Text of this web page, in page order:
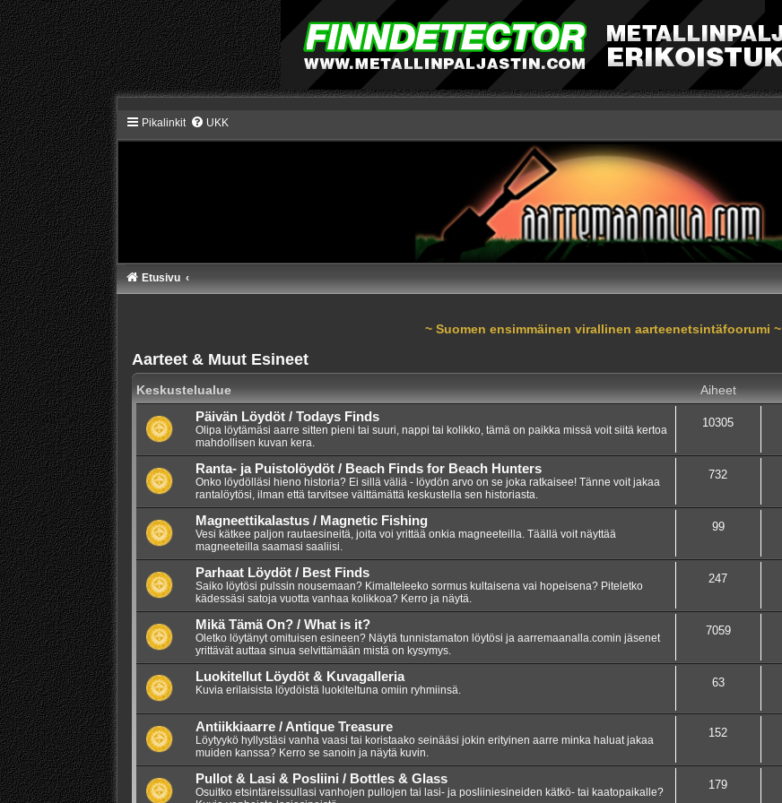
Pikalinkit UKK
Etusivu
~ Suomen ensimmäinen virallinen aarteenetsintäfoorumi ~
Aarteet & Muut Esineet
Keskustelualue Aiheet
Päivän Löydöt / Todays Finds
Olipa löytämäsi aarre sitten pieni tai suuri, nappi tai kolikko, tämä on paikka missä voit siitä kertoa
mahdollisen kuvan kera.
10305
Ranta- ja Puistolöydöt / Beach Finds for Beach Hunters
Onko löydölläsi hieno historia? Ei sillä väliä - löydön arvo on se joka ratkaisee! Tänne voit jakaa
rantalöytösi, ilman että tarvitsee välttämättä keskustella sen historiasta.
732
Magneettikalastus / Magnetic Fishing
Vesi kätkee paljon rautaesineitä, joita voi yrittää onkia magneeteilla. Täällä voit näyttää
magneeteilla saamasi saaliisi.
99
Parhaat Löydöt / Best Finds
Saiko löytösi pulssin nousemaan? Kimalteleeko sormus kultaisena vai hopeisena? Piteletko
kädessäsi satoja vuotta vanhaa kolikkoa? Kerro ja näytä.
247
Mikä Tämä On? / What is it?
Oletko löytänyt omituisen esineen? Näytä tunnistamaton löytösi ja aarremaanalla.comin jäsenet
yrittävät auttaa sinua selvittämään mistä on kysymys.
7059
Luokitellut Löydöt & Kuvagalleria
Kuvia erilaisista löydöistä luokiteltuna omiin ryhmiinsä.
63
Antiikkiaarre / Antique Treasure
Löytyykö hyllystäsi vanha vaasi tai koristaako seinääsi jokin erityinen aarre minka haluat jakaa
muiden kanssa? Kerro se sanoin ja näytä kuvin.
152
Pullot & Lasi & Posliini / Bottles & Glass
Osuitko etsintäreissullasi vanhojen pullojen tai lasi- ja posliiniesineiden kätkö- tai kaatopaikalle?
179